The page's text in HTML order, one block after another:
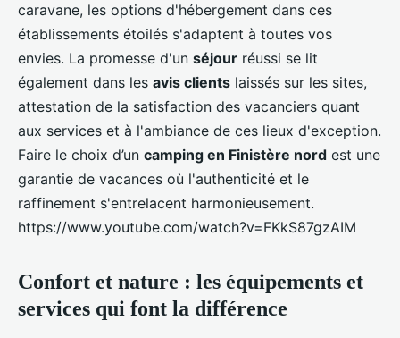
caravane, les options d'hébergement dans ces
établissements étoilés s'adaptent à toutes vos
envies. La promesse d'un séjour réussi se lit
également dans les avis clients laissés sur les sites,
attestation de la satisfaction des vacanciers quant
aux services et à l'ambiance de ces lieux d'exception.
Faire le choix d’un camping en Finistère nord est une
garantie de vacances où l'authenticité et le
raffinement s'entrelacent harmonieusement.
https://www.youtube.com/watch?v=FKkS87gzAIM
Confort et nature : les équipements et
services qui font la différence